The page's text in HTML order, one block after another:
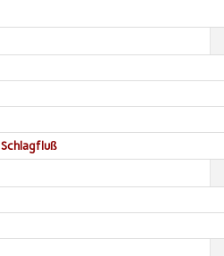
Schlagfluß